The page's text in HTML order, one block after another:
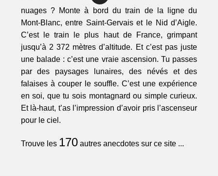
nuages ? Monte à bord du train de la ligne du
Mont-Blanc, entre Saint-Gervais et le Nid d’Aigle.
C’est le train le plus haut de France, grimpant
jusqu’à 2 372 mètres d’altitude. Et c’est pas juste
une balade : c’est une vraie ascension. Tu passes
par des paysages lunaires, des névés et des
falaises à couper le souffle. C’est une expérience
en soi, que tu sois montagnard ou simple curieux.
Et là-haut, t’as l’impression d’avoir pris l’ascenseur
pour le ciel.
Trouve les 170autres anecdotes sur ce site ...